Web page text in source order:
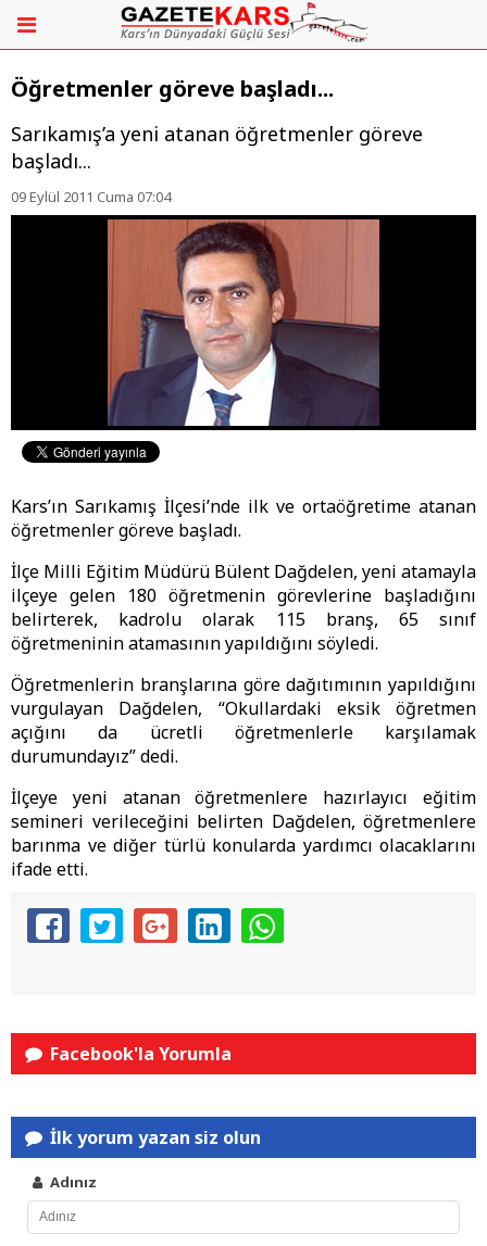
Öğretmenler göreve başladı...
Sarıkamış’a yeni atanan öğretmenler göreve
başladı...
09 Eylül 2011 Cuma 07:04
Kars’ın Sarıkamış İlçesi’nde ilk ve ortaöğretime atanan
öğretmenler göreve başladı.
İlçe Milli Eğitim Müdürü Bülent Dağdelen, yeni atamayla
ilçeye gelen 180 öğretmenin görevlerine başladığını
belirterek, kadrolu olarak 115 branş, 65 sınıf
öğretmeninin atamasının yapıldığını söyledi.
Öğretmenlerin branşlarına göre dağıtımının yapıldığını
vurgulayan Dağdelen, “Okullardaki eksik öğretmen
açığını da ücretli öğretmenlerle karşılamak
durumundayız” dedi.
İlçeye yeni atanan öğretmenlere hazırlayıcı eğitim
semineri verileceğini belirten Dağdelen, öğretmenlere
barınma ve diğer türlü konularda yardımcı olacaklarını
ifade etti.
Facebook'la Yorumla
İlk yorum yazan siz olun
Adınız